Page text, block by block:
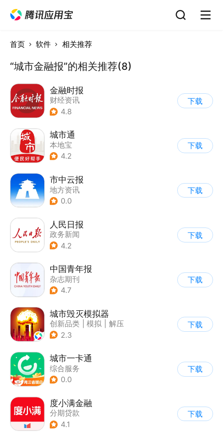
首页 软件 相关推荐
“城市金融报”的相关推荐(8)
金融时报
财经资讯
4.8
下载
城市通
本地宝
4.2
下载
市中云报
地方资讯
0.0
下载
人民日报
政务新闻
4.2
下载
中国青年报
杂志期刊
4.7
下载
城市毁灭模拟器
创新品类 模拟
解压
| 开放世界
2.3
下载
城市一卡通
综合服务
0.0
下载
度小满金融
分期贷款
4.1
下载